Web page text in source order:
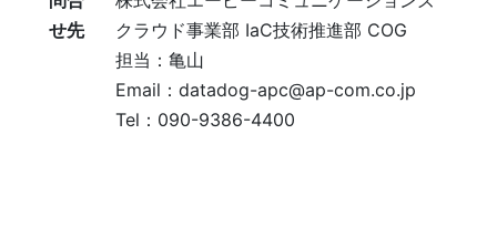
せ先
クラウド事業部 IaC技術推進部 COG
担当：亀山
Email：datadog-apc@ap-com.co.jp
Tel：090-9386-4400